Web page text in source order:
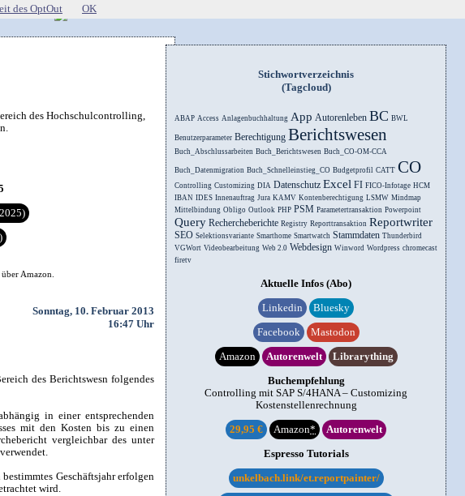
des Hochschulcontrolling,
Amazon.
Sonntag, 10. Februar 2013
16:47 Uhr
des Berichtswesn folgendes
in einer entsprechenden
mit den Kosten bis zu einen
vergleichbar des unter
Geschäftsjahr erfolgen
wird.
Stichwortverzeichnis
(Tagcloud)
ABAP Access Anlagenbuchhaltung App Autorenleben BC BWL
Benutzerparameter Berechtigung Berichtswesen
Buch_Abschlussarbeiten Buch_Berichtswesen Buch_CO-OM-CCA
Buch_Datenmigration Buch_Schnelleinstieg_CO Budgetprofil CATT CO
Controlling Customizing DIA Datenschutz Excel FI FICO-Infotage HCM
IBAN IDES Innenauftrag Jura KAMV Kontenberechtigung LSMW Mindmap
Mittelbindung Obligo Outlook PHP PSM Parametertransaktion Powerpoint
Query Rechercheberichte Registry Reporttransaktion Reportwriter
SEO Selektionsvariante Smarthome Smartwatch Stammdaten Thunderbird
VGWort Videobearbeitung Web 2.0 Webdesign Winword Wordpress chromecast
firetv
Aktuelle Infos (Abo)
Linkedin Bluesky
Facebook Mastodon
Amazon Autorenwelt Librarything
Buchempfehlung
Controlling mit SAP S/4HANA – Customizing
Kostenstellenrechnung
29,95 € Amazon* Autorenwelt
Espresso Tutorials
unkelbach.link/et.reportpainter/
des OptOut OK